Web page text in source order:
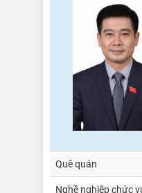
Quê quán
Nghề nghiệp chức